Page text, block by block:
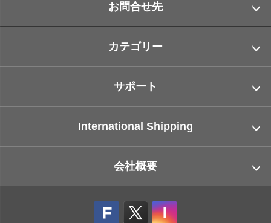
お問合せ先
カテゴリー
サポート
International Shipping
会社概要